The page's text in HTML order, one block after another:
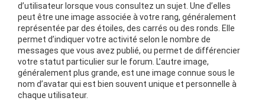
d’utilisateur lorsque vous consultez un sujet. Une d’elles
peut être une image associée à votre rang, généralement
représentée par des étoiles, des carrés ou des ronds. Elle
permet d’indiquer votre activité selon le nombre de
messages que vous avez publié, ou permet de différencier
votre statut particulier sur le forum. L’autre image,
généralement plus grande, est une image connue sous le
nom d’avatar qui est bien souvent unique et personnelle à
chaque utilisateur.